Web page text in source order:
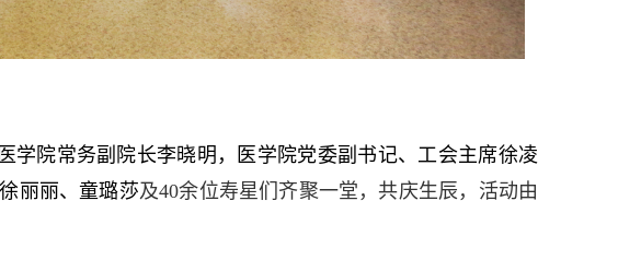
学院常务副院长李晓明，医学院党委副书记、工会主席徐凌
丽丽、童璐莎及40余位寿星们齐聚一堂，共庆生辰，活动由